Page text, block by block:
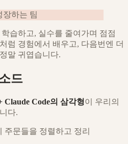
장하는 팀
습하고, 실수를 줄여가며 점점
럼 경험에서 배우고, 다음번엔 더
말 귀엽습니다.
드
Claude Code의 삼각형이 우리의
다.
주문들을 정렬하고 정리